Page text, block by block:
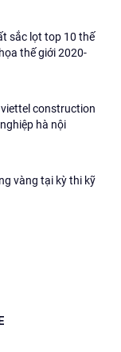
sắc lọt top 10 thế
thế giới 2020-
construction
hà nội
vàng tại kỳ thi kỹ